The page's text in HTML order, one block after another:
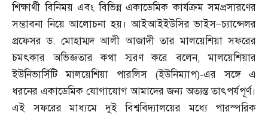
শিক্ষার্থী বিনিময় এবং বিভিন্ন একাডেমিক কার্যক্রম সমপ্রসারণের
সম্ভাবনা নিয়ে আলোচনা হয়। আইআইইউসির ভাইস–চ্যান্সেলর
প্রফেসর ড.মোহাম্মদ আলী আজাদী তার মালয়েশিয়া সফরের
চমৎকার অভিজ্ঞতার কথা স্মরণ করে বলেন,মালয়েশিয়ার
ইউনিভার্সিটি মালয়েশিয়া পারলিস (ইউনিম্যাপ)-এর সঙ্গে এ
ধরনের একাডেমিক যোগাযোগ আমাদের জন্য অত্যন্ত তাৎপর্যপূর্ণ।
এই সফরের মাধ্যমে দুই বিশ্ববিদ্যালয়ের মধ্যে পারস্পরিক